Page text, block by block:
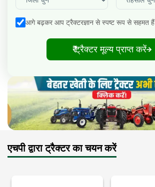
आगे बढ़कर आप ट्रैक्टरज्ञान से स्पष्ट रूप से सहमत हैं
₹ ट्रैक्टर मूल्य प्राप्त करें
एचपी द्वारा ट्रैक्टर का चयन करें